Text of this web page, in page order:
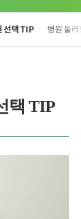
선택 TIP 병원 둘
택 TIP